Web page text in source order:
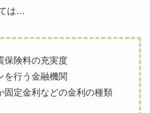
は…
保険料の充実度
を行う金融機関
固定金利などの金利の種類